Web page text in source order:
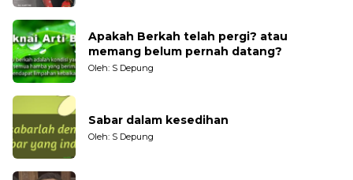
Apakah Berkah telah pergi? atau
memang belum pernah datang?
Oleh: S Depung
Sabar dalam kesedihan
Oleh: S Depung